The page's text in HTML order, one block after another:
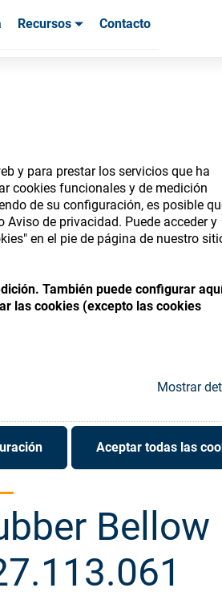
y para prestar los servicios que ha
cookies funcionales y de medición
de su configuración, es posible
de privacidad. Puede acceder y
en el pie de página de nuestro
También puede configurar
las cookies (excepto las cookies
Mostrar
Aceptar todas las
Recursos Contacto
wide range of
Bellow